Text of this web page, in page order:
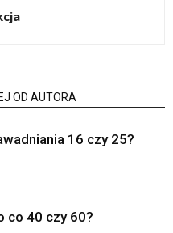
OD AUTORA
16 czy 25?
co 40 czy 60?